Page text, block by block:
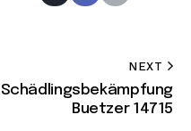
NEXT
Schädlingsbekämpfung
Buetzer 14715